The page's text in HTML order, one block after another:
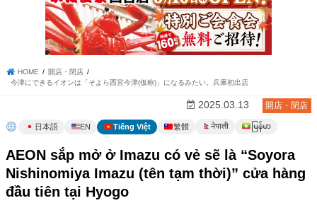
HOME
開店・閉店
今津にできるイオンは「そよら西宮今津(仮称)」になるみたい。兵庫初出店
開店・閉店
2025.03.13
日本語 EN Tiếng Việt 繁體 नेपाली မြန်မာ
AEON sắp mở ở Imazu có vẻ sẽ là “Soyora
Nishinomiya Imazu (tên tạm thời)” cửa hàng
đầu tiên tại Hyogo